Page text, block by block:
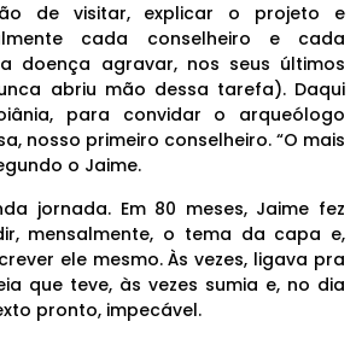
de visitar, explicar o projeto e
cada conselheiro e cada
doença agravar, nos seus últimos
abriu mão dessa tarefa). Daqui
para convidar o arqueólogo
nosso primeiro conselheiro. “O mais
o Jaime.
jornada. Em 80 meses, Jaime fez
mensalmente, o tema da capa e,
ele mesmo. Às vezes, ligava pra
que teve, às vezes sumia e, no dia
pronto, impecável.